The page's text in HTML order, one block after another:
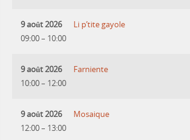
9 août 2026
09:00– 10:00
Li p’tite gayole
9 août 2026
10:00– 12:00
Farniente
9 août 2026
12:00– 13:00
Mosaique